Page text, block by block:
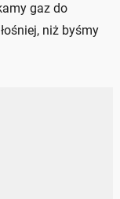
gaz do
niż byśmy